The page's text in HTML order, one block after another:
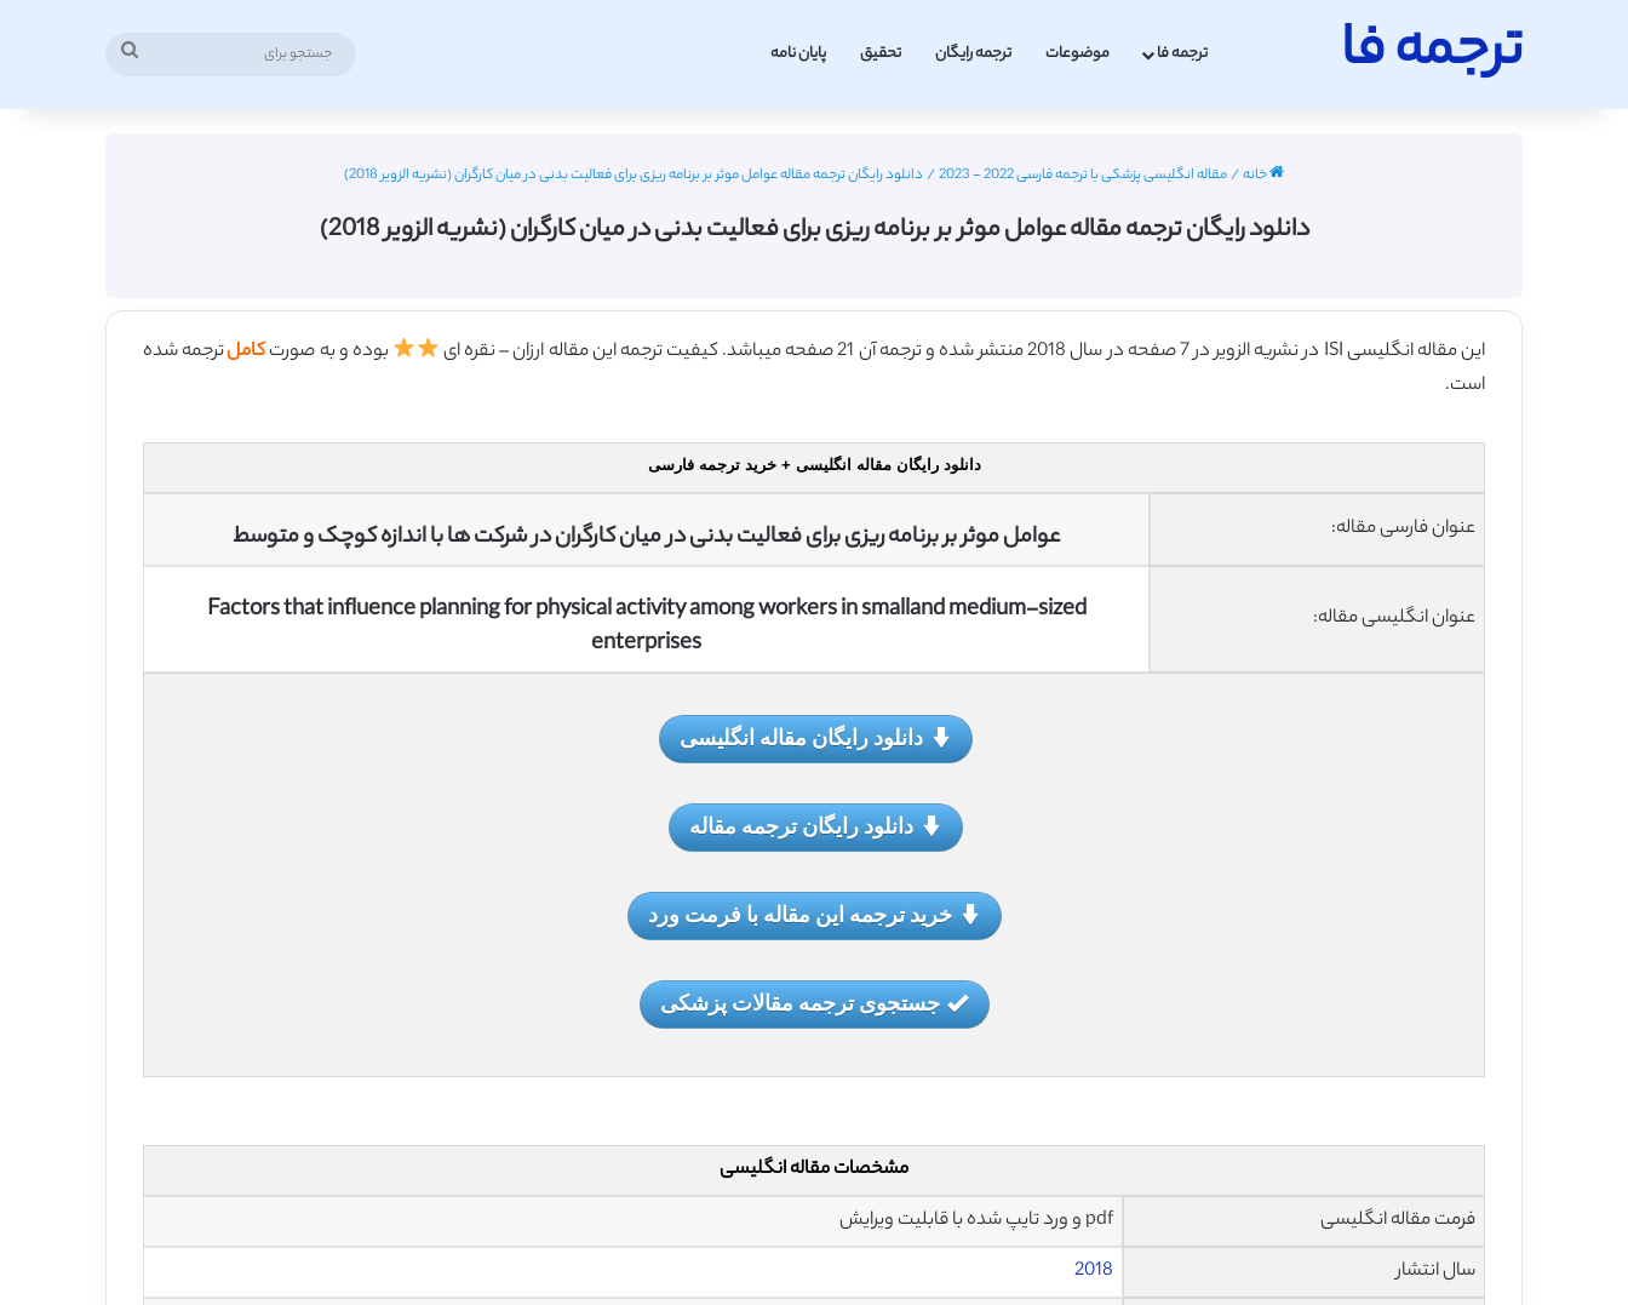
ترجمه فا ترجمه فا موضوعات ترجمه رایگان تحقیق پایان نامه
خانه/مقاله انگلیسی پزشکی با ترجمه فارسی 2022 - 2023 / دانلود رایگان ترجمه مقاله عوامل موثر بر برنامه ریزی برای فعالیت بدنی در میان کارگران (نشریه الزویر 2018)
دانلود رایگان ترجمه مقاله عوامل موثر بر برنامه ریزی برای فعالیت بدنی در میان کارگران (نشریه الزویر 2018)
این مقاله انگلیسی ISI در نشریه الزویر در 7 صفحه در سال 2018 منتشر شده و ترجمه آن 21 صفحه میباشد. کیفیت ترجمه این مقاله ارزان – نقره ای بوده و به صورتکاملترجمه شده
است.
دانلود رایگان مقاله انگلیسی + خرید ترجمه فارسی
عنوان فارسی مقاله: عوامل موثر بر برنامه ریزی برای فعالیت بدنی در میان کارگران در شرکت ها با اندازه کوچک و متوسط
عنوان انگلیسی مقاله:
Factors that influence planning for physical activity among workers in smalland medium-sized
enterprises
دانلود رایگان مقاله انگلیسی
دانلود رایگان ترجمه مقاله
خرید ترجمه این مقاله با فرمت ورد
جستجوی ترجمه مقالات پزشکی
مشخصات مقاله انگلیسی
فرمت مقاله انگلیسی
pdf و ورد تایپ شده با قابلیت ویرایش
سال انتشار
2018